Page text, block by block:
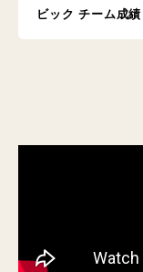
ビック チーム成績